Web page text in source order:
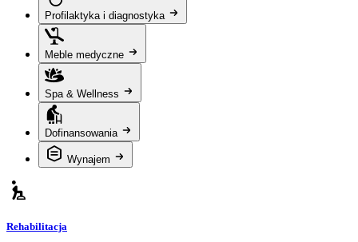
Profilaktyka i diagnostyka
Meble medyczne
Spa & Wellness
Dofinansowania
Wynajem
Rehabilitacja